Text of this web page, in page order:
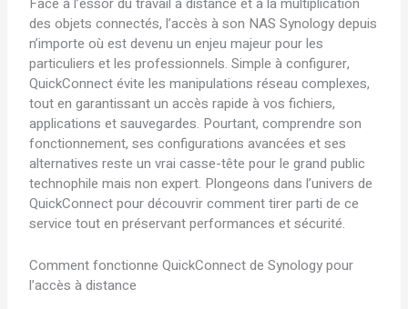
des objets connectés, l’accès à son NAS Synology depuis
n’importe où est devenu un enjeu majeur pour les
particuliers et les professionnels. Simple à configurer,
QuickConnect évite les manipulations réseau complexes,
tout en garantissant un accès rapide à vos fichiers,
applications et sauvegardes. Pourtant, comprendre son
fonctionnement, ses configurations avancées et ses
alternatives reste un vrai casse-tête pour le grand public
technophile mais non expert. Plongeons dans l’univers de
QuickConnect pour découvrir comment tirer parti de ce
service tout en préservant performances et sécurité.
Comment fonctionne QuickConnect de Synology pour
l’accès à distance